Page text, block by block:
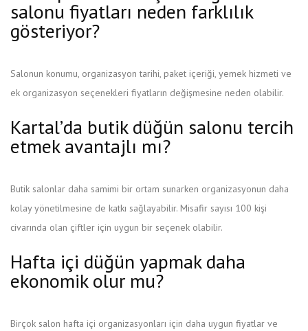
salonu fiyatları neden farklılık
gösteriyor?
Salonun konumu, organizasyon tarihi, paket içeriği, yemek hizmeti ve
ek organizasyon seçenekleri fiyatların değişmesine neden olabilir.
Kartal’da butik düğün salonu tercih
etmek avantajlı mı?
Butik salonlar daha samimi bir ortam sunarken organizasyonun daha
kolay yönetilmesine de katkı sağlayabilir. Misafir sayısı 100 kişi
civarında olan çiftler için uygun bir seçenek olabilir.
Hafta içi düğün yapmak daha
ekonomik olur mu?
Birçok salon hafta içi organizasyonları için daha uygun fiyatlar ve